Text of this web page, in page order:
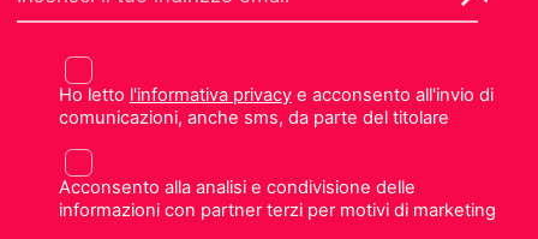
Ho letto l'informativa privacye acconsento all'invio di
comunicazioni, anche sms, da parte del titolare
Acconsento alla analisi e condivisione delle
informazioni con partner terzi per motivi di marketing